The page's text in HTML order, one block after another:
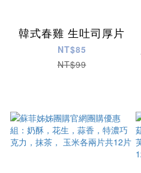
韓式春雞 生吐司厚片
NT$85
NT$99